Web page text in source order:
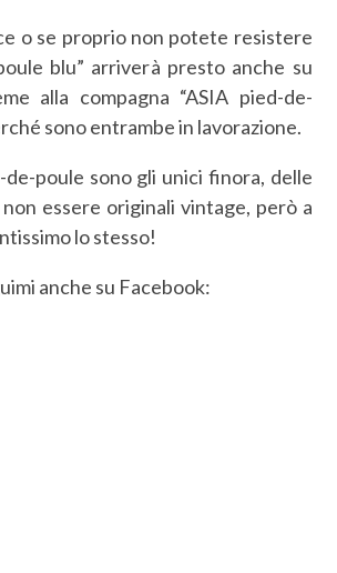
o se proprio non potete resistere
blu” arriverà presto anche su
alla compagna “ASIA pied-de-
sono entrambe in lavorazione.
poule sono gli unici finora, delle
non essere originali vintage, però a
lo stesso!
anche su Facebook: